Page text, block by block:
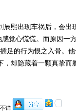
辰熙出现车祸后，会出
觉心慌慌。而原因一
足的行为恨之入骨。
，却隐藏着一颗真挚而
详